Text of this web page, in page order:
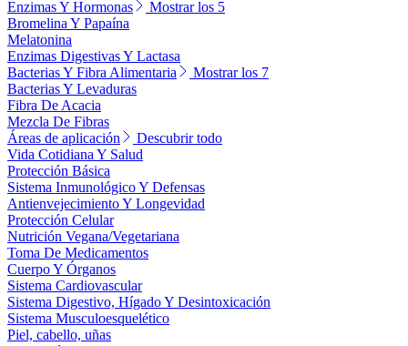
Enzimas Y Hormonas
Mostrar los 5
Bromelina Y Papaína
Melatonina
Enzimas Digestivas Y Lactasa
Bacterias Y Fibra Alimentaria
Mostrar los 7
Bacterias Y Levaduras
Fibra De Acacia
Mezcla De Fibras
Áreas de aplicación
Descubrir todo
Vida Cotidiana Y Salud
Protección Básica
Sistema Inmunológico Y Defensas
Antienvejecimiento Y Longevidad
Protección Celular
Nutrición Vegana/Vegetariana
Toma De Medicamentos
Cuerpo Y Órganos
Sistema Cardiovascular
Sistema Digestivo, Hígado Y Desintoxicación
Sistema Musculoesquelético
Piel, cabello, uñas